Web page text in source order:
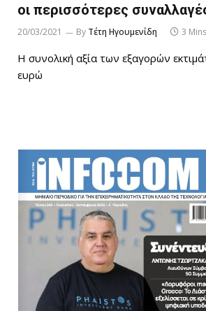
οι περισσότερες
20/03/2021 By Τέτη Ηγουμενίδη 3
Η συνολική αξία των εξαγορών
ευρώ